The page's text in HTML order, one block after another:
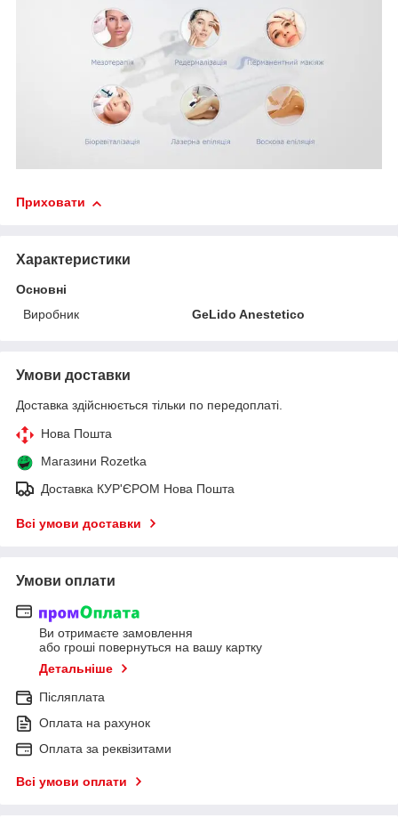
Приховати
Характеристики
Основні
Виробник
GeLido Anestetico
Умови доставки
Доставка здійснюється тільки по передоплаті.
Нова Пошта
Магазини Rozetka
Доставка КУР'ЄРОМ Нова Пошта
Всі умови доставки
Умови оплати
Ви отримаєте замовлення
або гроші повернуться на вашу картку
Детальніше
Післяплата
Оплата на рахунок
Оплата за реквізитами
Всі умови оплати